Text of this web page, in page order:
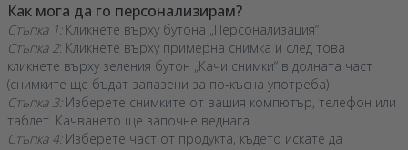
Как мога да го персонализирам?
Стъпка 1:Кликнете върху бутона „Персонализация“
Стъпка 2: Кликнете върху примерна снимка и след това
кликнете върху зеления бутон „Качи снимки“ в долната част
(снимките ще бъдат запазени за по-късна употреба)
Стъпка 3:Изберете снимките от вашия компютър, телефон или
таблет. Качването ще започне веднага.
Стъпка 4:Изберете част от продукта, където искате да